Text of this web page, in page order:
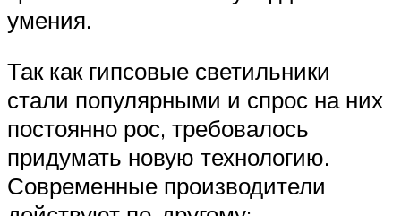
умения.
Так как гипсовые светильники
стали популярными и спрос на них
постоянно рос, требовалось
придумать новую технологию.
Современные производители